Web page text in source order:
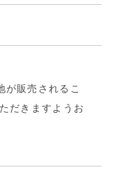
が販売されるこ
だきますようお